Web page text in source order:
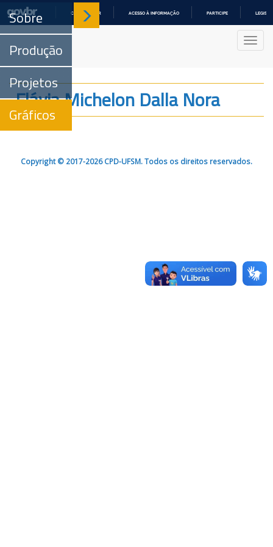
COMUNICA BR ACESSO À INFORMAÇÃO PARTICIPE
Sobre
Produção
Projetos
Gráficos
Flávia Michelon Dalla Nora
Copyright © 2017-2026 CPD-UFSM. Todos os direitos reservados.